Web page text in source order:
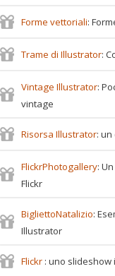
Forme vettoriali:
Trame di Illustrator:
Vintage Illustrator:
vintage
Risorsa Illustrator:
FlickrPhotogallery:
Flickr
BigliettoNatalizio:
Illustrator
Flickr : uno slideshow